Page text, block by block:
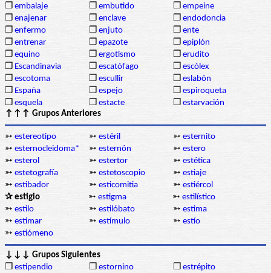
❒ embalaje ❒ embutido ❒ empeine
❒ enajenar ❒ enclave ❒ endodoncia
❒ enfermo ❒ enjuto ❒ ente
❒ entrenar ❒ epazote ❒ epiplón
❒ equino ❒ ergotismo ❒ erudito
❒ Escandinavia ❒ escatófago ❒ escólex
❒ escotoma ❒ escullir ❒ eslabón
❒ España ❒ espejo ❒ espiroqueta
❒ esquela ❒ estacte ❒ estarvación
↑↑↑ Grupos Anteriores
➳ estereotipo ➳ estéril ➳ esternito
➳ esternocleidoma* ➳ esternón ➳ estero
➳ esterol ➳ estertor ➳ estética
➳ estetografía ➳ estetoscopio ➳ estiaje
➳ estibador ➳ esticomitia ➳ estiércol
✰ estigio
➳ estigma ➳ estilístico
➳ estilo ➳ estilóbato ➳ estima
➳ estimar ➳ estímulo ➳ estío
➳ estiómeno
↓↓↓ Grupos Siguientes
❒ estipendio ❒ estornino ❒ estrépito